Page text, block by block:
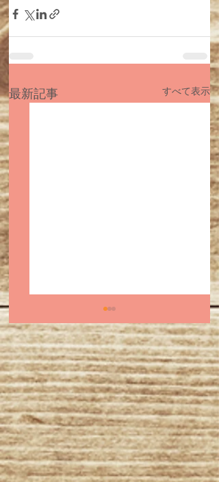
最新記事 すべて表示
スーパーボウル前に知
っておきたい｜バッ
ド・バニーとサルサ、